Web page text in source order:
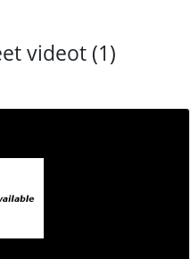
videot (1)